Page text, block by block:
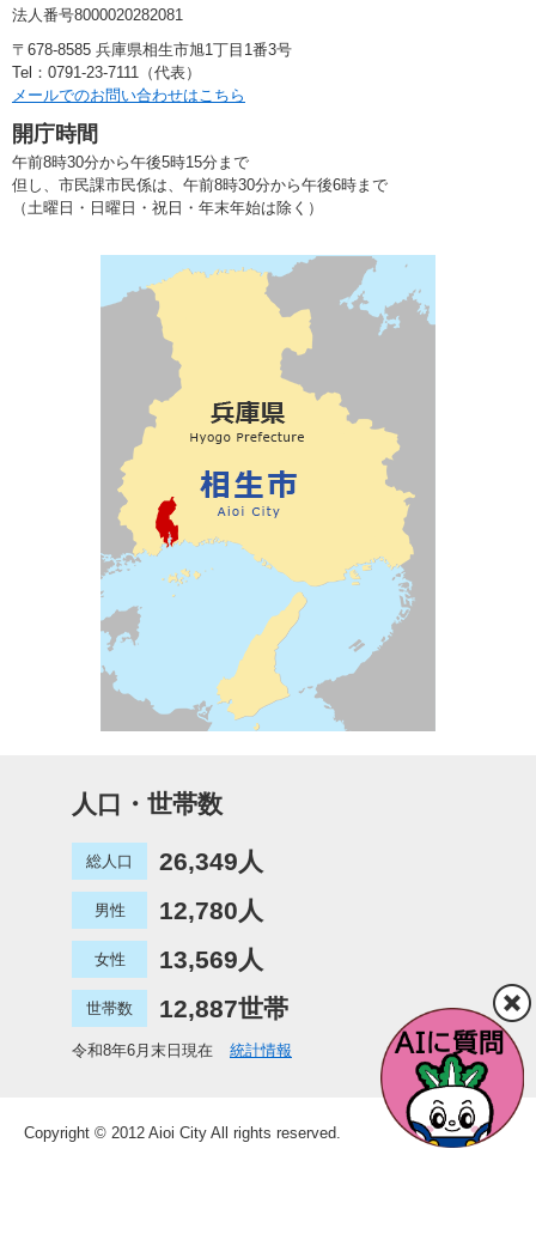
法人番号8000020282081
〒678-8585 兵庫県相生市旭1丁目1番3号
Tel：0791-23-7111（代表）
メールでのお問い合わせはこちら
開庁時間
午前8時30分から午後5時15分まで
但し、市民課市民係は、午前8時30分から午後6時まで
（土曜日・日曜日・祝日・年末年始は除く）
人口・世帯数
総人口 26,349人
男性 12,780人
女性 13,569人
世帯数 12,887世帯
令和8年6月末日現在 統計情報
Copyright © 2012 Aioi City All rights reserved.